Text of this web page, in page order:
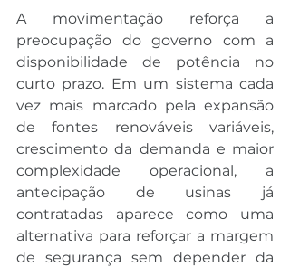
A movimentação reforça a
preocupação do governo com a
disponibilidade de potência no
curto prazo. Em um sistema cada
vez mais marcado pela expansão
de fontes renováveis variáveis,
crescimento da demanda e maior
complexidade operacional, a
antecipação de usinas já
contratadas aparece como uma
alternativa para reforçar a margem
de segurança sem depender da